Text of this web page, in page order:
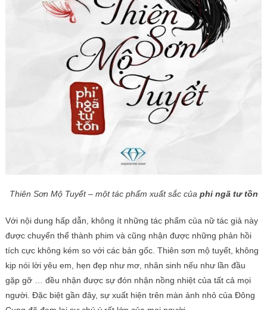
Thiên Sơn Mộ Tuyết – một tác phẩm xuất sắc của phi ngã tư tồn
Với nội dung hấp dẫn, không ít những tác phẩm của nữ tác giả này
được chuyển thể thành phim và cũng nhận được những phản hồi
tích cực không kém so với các bản gốc. Thiên sơn mộ tuyết, không
kịp nói lời yêu em, hẹn đẹp như mơ, nhân sinh nếu như lần đầu
gặp gỡ … đều nhận được sự đón nhận nồng nhiệt của tất cả mọi
người. Đặc biệt gần đây, sự xuất hiện trên màn ảnh nhỏ của Đông